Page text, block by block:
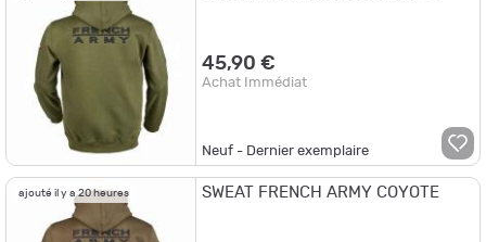
45,90 €
Achat Immédiat
Neuf - Dernier exemplaire
ajouté il y a 20 heures SWEAT FRENCH ARMY COYOTE